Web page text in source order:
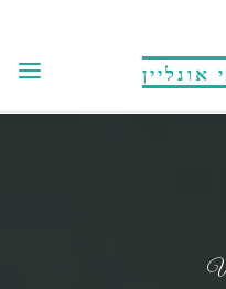
אונליין